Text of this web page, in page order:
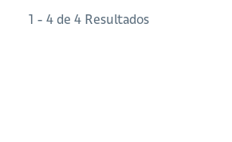
1 - 4 de 4 Resultados